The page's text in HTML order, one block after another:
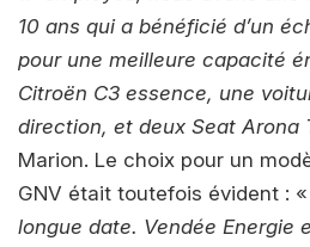
10 ans qui a bénéficié d’un
pour une meilleure capacité
Citroën C3 essence, une
direction, et deux Seat Arona
Marion. Le choix pour un
GNV était toutefois évident :
longue date. Vendée Energie